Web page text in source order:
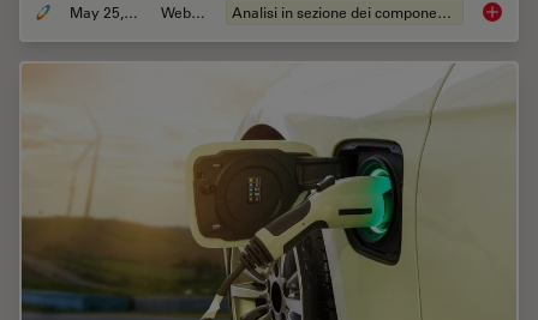
May 25, 2023 Webinar: Analisi in sezione dei componenti elettronici How to